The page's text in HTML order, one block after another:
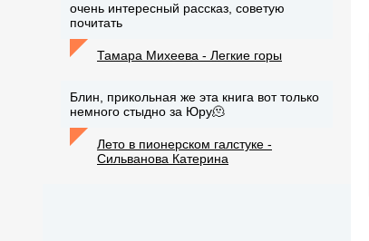
очень интересный рассказ, советую
почитать
Тамара Михеева - Легкие горы
Блин, прикольная же эта книга вот только
немного стыдно за Юру🫠
Лето в пионерском галстуке -
Сильванова Катерина